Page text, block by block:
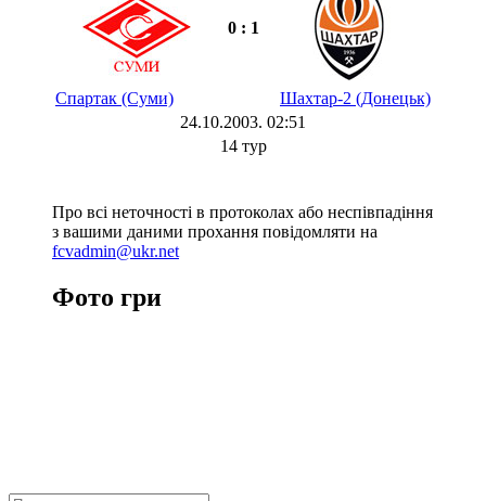
0 : 1
Спартак (Суми)
Шахтар-2 (Донецьк)
24.10.2003. 02:51
14 тур
Про всі неточності в протоколах або неспівпадіння
з вашими даними прохання повідомляти на
fcvadmin@ukr.net
Фото гри